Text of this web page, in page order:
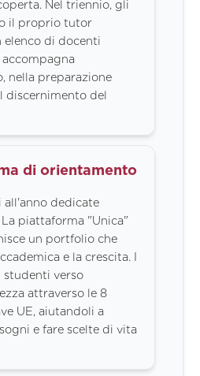
Nel triennio, gli
il proprio tutor
elenco di docenti
nella preparazione
discernimento del
di orientamento
dedicate
piattaforma "Unica"
un portfolio che
e la crescita. I
verso
attraverso le 8
UE, aiutandoli a
e fare scelte di vita